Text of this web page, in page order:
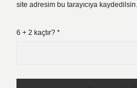
site adresim bu tarayıcıya kaydedilsin.
6 + 2 kaçtır? *